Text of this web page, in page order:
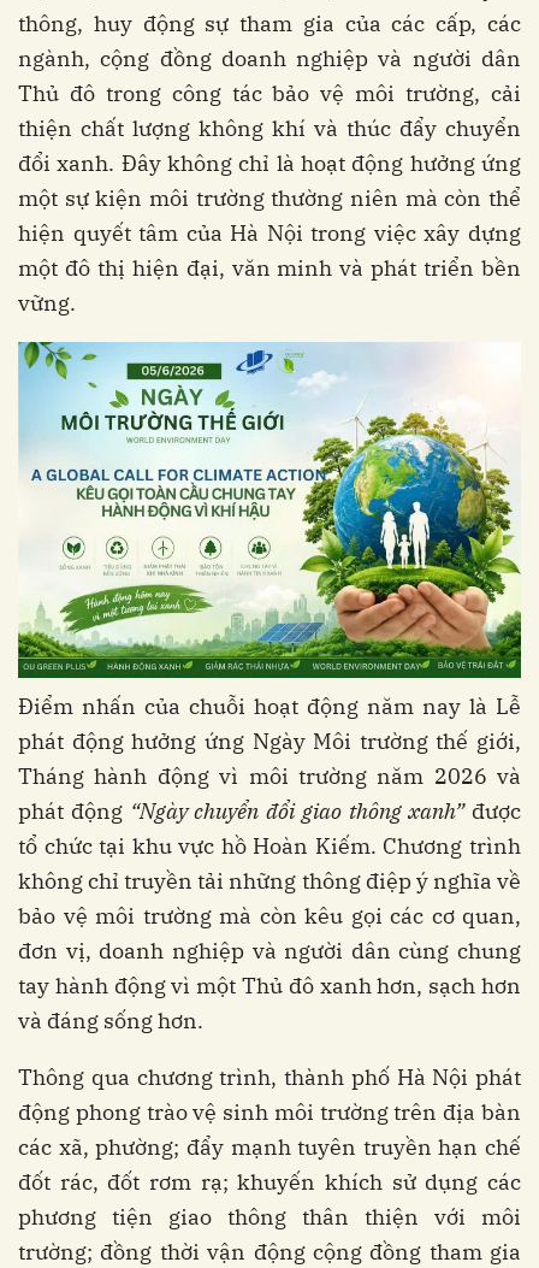
thông, huy động sự tham gia của các cấp, các
ngành, cộng đồng doanh nghiệp và người dân
Thủ đô trong công tác bảo vệ môi trường, cải
thiện chất lượng không khí và thúc đẩy chuyển
đổi xanh. Đây không chỉ là hoạt động hưởng ứng
một sự kiện môi trường thường niên mà còn thể
hiện quyết tâm của Hà Nội trong việc xây dựng
một đô thị hiện đại, văn minh và phát triển bền
vững.
Điểm nhấn của chuỗi hoạt động năm nay là Lễ
phát động hưởng ứng Ngày Môi trường thế giới,
Tháng hành động vì môi trường năm 2026 và
phát động “Ngày chuyển đổi giao thông xanh”được
tổ chức tại khu vực hồ Hoàn Kiếm. Chương trình
không chỉ truyền tải những thông điệp ý nghĩa về
bảo vệ môi trường mà còn kêu gọi các cơ quan,
đơn vị, doanh nghiệp và người dân cùng chung
tay hành động vì một Thủ đô xanh hơn, sạch hơn
và đáng sống hơn.
Thông qua chương trình, thành phố Hà Nội phát
động phong trào vệ sinh môi trường trên địa bàn
các xã, phường; đẩy mạnh tuyên truyền hạn chế
đốt rác, đốt rơm rạ; khuyến khích sử dụng các
phương tiện giao thông thân thiện với môi
trường; đồng thời vận động cộng đồng tham gia